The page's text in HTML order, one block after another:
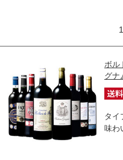
ボル
グナ
タイ
味わ